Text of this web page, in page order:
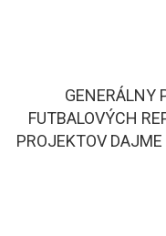
GENERÁLNY
FUTBALOVÝCH
PROJEKTOV